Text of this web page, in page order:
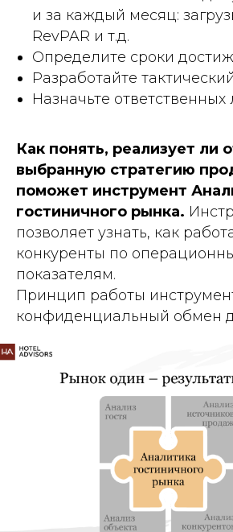
и за каждый месяц:
RevPAR и т.д.
Определите сроки
Разработайте
Назначьте ответственных
Как понять, реализует ли
выбранную стратегию
поможет инструмент
гостиничного рынка.
позволяет узнать, как
конкуренты по
показателям.
Принцип работы
конфиденциальный обмен